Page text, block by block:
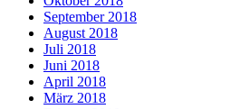
September 2018
August 2018
Juli 2018
Juni 2018
April 2018
März 2018